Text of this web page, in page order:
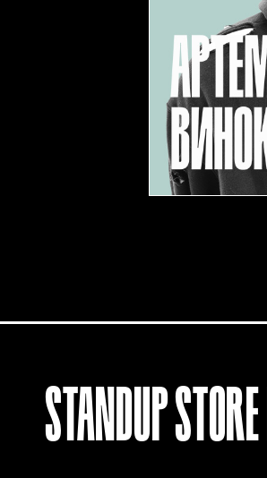
STANDUPSTORE